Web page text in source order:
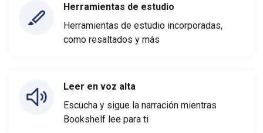
Herramientas de estudio
Herramientas de estudio incorporadas,
como resaltados y más
Leer en voz alta
Escucha y sigue la narración mientras
Bookshelf lee para ti